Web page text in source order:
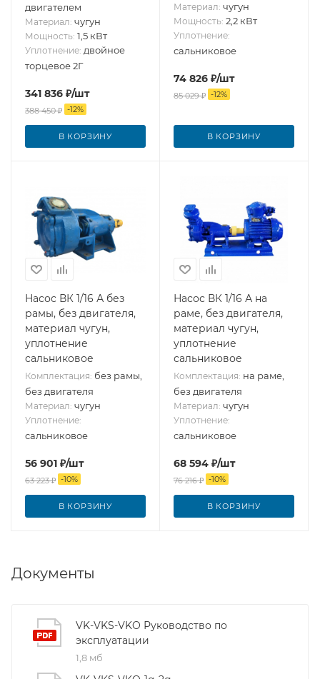
двигателем
Материал: чугун
Мощность: 1,5 кВт
Уплотнение: двойное
торцевое 2Г
341 836 ₽/шт
388 450₽ -12%
В КОРЗИНУ
Материал: чугун
Мощность: 2,2 кВт
Уплотнение:
сальниковое
74 826 ₽/шт
85 029₽ -12%
В КОРЗИНУ
Насос ВК 1/16 А без
рамы, без двигателя,
материал чугун,
уплотнение
сальниковое
Комплектация: без рамы,
без двигателя
Материал: чугун
Уплотнение:
сальниковое
56 901 ₽/шт
63 223₽ -10%
В КОРЗИНУ
Насос ВК 1/16 А на
раме, без двигателя,
материал чугун,
уплотнение
сальниковое
Комплектация: на раме,
без двигателя
Материал: чугун
Уплотнение:
сальниковое
68 594 ₽/шт
76 216₽ -10%
В КОРЗИНУ
Документы
VK-VKS-VKO Руководство по
эксплуатации
1,8 мб